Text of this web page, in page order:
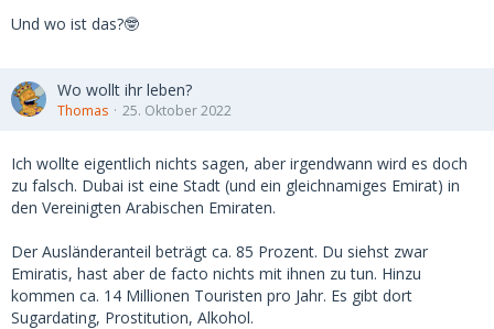
Und wo ist das?🤓
Wo wollt ihr leben?
Thomas 25. Oktober 2022
Ich wollte eigentlich nichts sagen, aber irgendwann wird es doch
zu falsch. Dubai ist eine Stadt (und ein gleichnamiges Emirat) in
den Vereinigten Arabischen Emiraten.
Der Ausländeranteil beträgt ca. 85 Prozent. Du siehst zwar
Emiratis, hast aber de facto nichts mit ihnen zu tun. Hinzu
kommen ca. 14 Millionen Touristen pro Jahr. Es gibt dort
Sugardating, Prostitution, Alkohol.